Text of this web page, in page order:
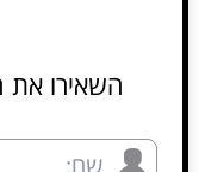
השאירו את